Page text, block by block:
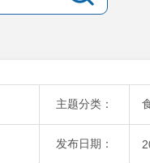
主题分类：
发布日期：